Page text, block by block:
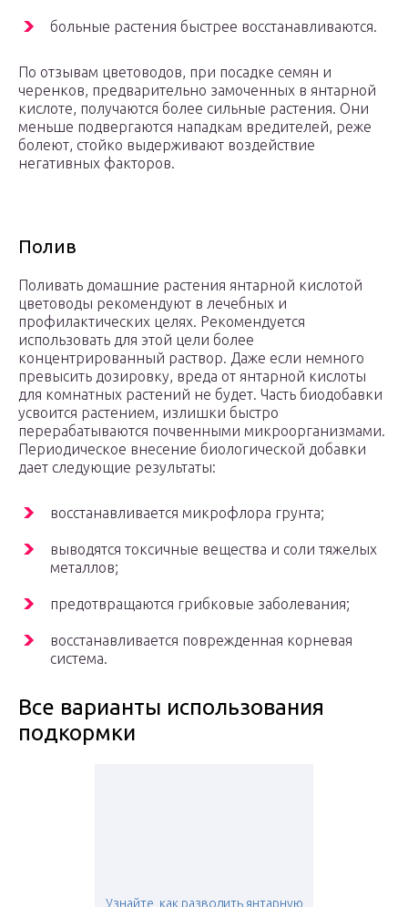
больные растения быстрее восстанавливаются.
По отзывам цветоводов, при посадке семян и
черенков, предварительно замоченных в янтарной
кислоте, получаются более сильные растения. Они
меньше подвергаются нападкам вредителей, реже
болеют, стойко выдерживают воздействие
негативных факторов.
Полив
Поливать домашние растения янтарной кислотой
цветоводы рекомендуют в лечебных и
профилактических целях. Рекомендуется
использовать для этой цели более
концентрированный раствор. Даже если немного
превысить дозировку, вреда от янтарной кислоты
для комнатных растений не будет. Часть биодобавки
усвоится растением, излишки быстро
перерабатываются почвенными микроорганизмами.
Периодическое внесение биологической добавки
дает следующие результаты:
восстанавливается микрофлора грунта;
выводятся токсичные вещества и соли тяжелых
металлов;
предотвращаются грибковые заболевания;
восстанавливается поврежденная корневая
система.
Все варианты использования
подкормки
Узнайте, как разводить янтарную